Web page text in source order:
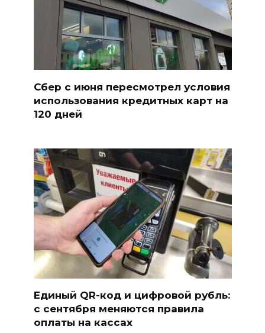
Сбер с июня пересмотрел условия
использования кредитных карт на
120 дней
Единый QR-код и цифровой рубль:
с сентября меняются правила
оплаты на кассах